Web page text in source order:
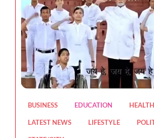
BUSINESS EDUCATION HEALTH
LATEST NEWS LIFESTYLE